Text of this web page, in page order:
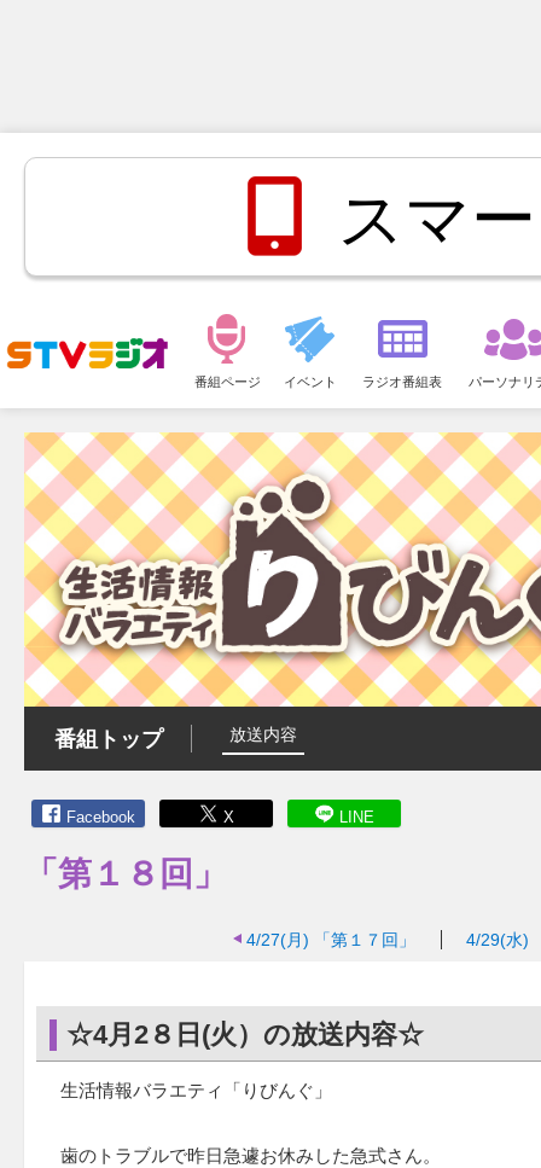
スマ
ュ
ー
番組ページ イベント ラジオ番組表 パーソナリ
番組トップ 放送内容
Facebook X LINE
「第１８回」
4/27(月) 「第１７回」 4/29(水)
☆4月2８日(火）の放送内容☆
生活情報バラエティ「りびんぐ」
歯のトラブルで昨日急遽お休みした急式さん。